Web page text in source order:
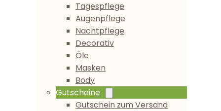
Tagespflege
Augenpflege
Nachtpflege
Decorativ
Öle
Masken
Body
Gutscheine
Gutschein zum Versand